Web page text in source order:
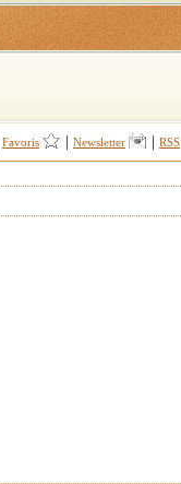
Favoris Newsletter RSS